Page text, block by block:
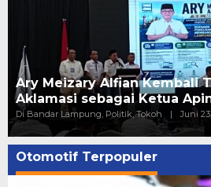
Ary Meizary Alfian Kembali
Aklamasi sebagai Ketua
Di Bandar Lampung, Politik, Tokoh | Juni
Otomotif Terpopuler